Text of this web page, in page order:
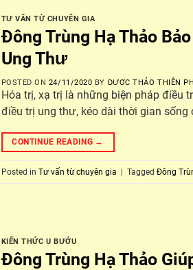
TƯ VẤN TỪ CHUYÊN GIA
Đông Trùng Hạ Thảo
Ung Thư
POSTED ON 24/11/2020 BY DƯỢC THẢO THIÊN
Hóa trị, xạ trị là những biện pháp điều
điều trị ung thư, kéo dài thời gian
CONTINUE READING →
Posted in Tư vấn từ chuyên gia | Tagged Đông
KIẾN THỨC U BƯỚU
Đông Trùng Hạ Thảo